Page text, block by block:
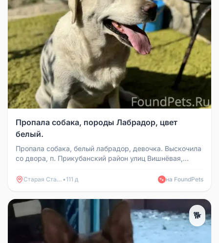
Пропала собака, породы Лабрадор, цвет
белый.
Пропала собака, белый лабрадор, девочка. Выскочила
со двора, п. Прикубанский район улиц Вишнёвая,
Старая Станица •111 д 🐾 на FoundPets
🐕